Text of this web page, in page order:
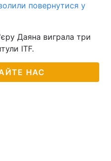
повернутися у
Даяна виграла три
ITF.
НАС